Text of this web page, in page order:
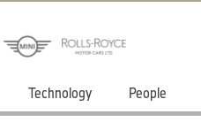
Technology People